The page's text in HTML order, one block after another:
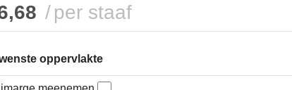
per staaf
oppervlakte